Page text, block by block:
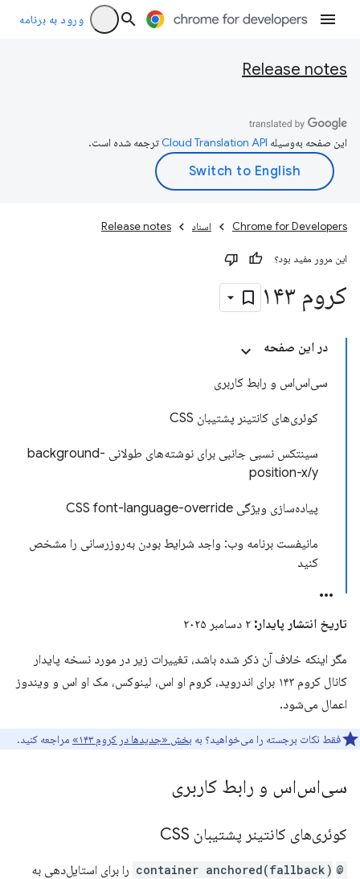
ورود به برنامه
Release notes
این صفحه به‌وسیله ترجمه شده است.
Chrome for Developers اسناد Release notes
این مرور مفید بود؟
کروم ۱۴۳
در این صفحه
سی‌اس‌اس و رابط کاربری
کوئری‌های کانتینر پشتیبان CSS
سینتکس نسبی جانبی برای نوشته‌های طولانی background-
position-x/y
پیاده‌سازی ویژگی CSS font-language-override
مانیفست برنامه وب: واجد شرایط بودن به‌روزرسانی را مشخص
کنید
تاریخ انتشار پایدار:
مگر اینکه خلاف آن ذکر شده باشد، تغییرات زیر در مورد نسخه پایدار
کانال کروم ۱۴۳ برای اندروید، کروم او اس، لینوکس، مک او اس و ویندوز
اعمال می‌شود.
فقط نکات برجسته را می‌خواهید؟ به بخش «جدیدها در کروم ۱۴۳» مراجعه کنید.
سی‌اس‌اس و رابط کاربری
کوئری‌های کانتینر پشتیبان CSS
@container anchored(fallback)
‎ را برای استایل‌دهی به